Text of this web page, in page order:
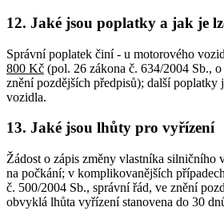
12. Jaké jsou poplatky a jak je
Správní poplatek činí - u motorového
800 Kč (pol. 26 zákona č. 634/2004 Sb.,
znění pozdějších předpisů); další poplatky
vozidla.
13. Jaké jsou lhůty pro vyřízení
Žádost o zápis změny vlastníka silničního
na počkání; v komplikovanějších
č. 500/2004 Sb., správní řád, ve znění
obvyklá lhůta vyřízení stanovena do 30